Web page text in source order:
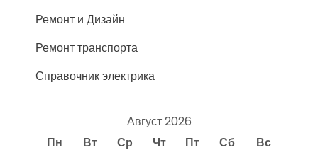
Ремонт и Дизайн
Ремонт транспорта
Справочник электрика
Август 2026
Пн
Вт Ср Чт Пт Сб
Вс